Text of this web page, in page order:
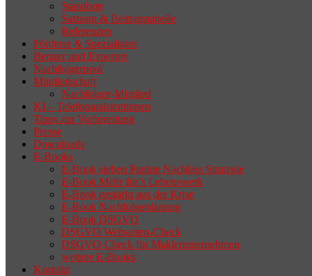
Standorte
Satzung & Beitragstabelle
Referenzen
Förderer & Spezialisten
Berater und Experten
Nachfolgerpool
Mitgliedschaft
Nachfolger-Mitglied
KI – Telefonassistentinnen
Tipps zur Vorbereitung
Presse
Downloads
E-Books
E-Book sieben Punkte Nachlass Strategie
E-Book Mehr für’s Lebenswerk
E-Book gestärkt aus der Krise
E-Book Nachfolgeplanung
E-Book DSGVO
DSGVO Webseiten-Check
DSGVO-Check für Maklerunternehmen
weitere E-Books
Kontakt